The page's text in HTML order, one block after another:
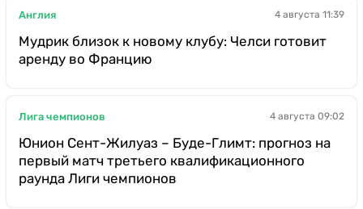
Англия 4 августа 11:39
Мудрик близок к новому клубу: Челси готовит
аренду во Францию
Лига чемпионов 4 августа 09:02
Юнион Сент-Жилуаз – Буде-Глимт: прогноз на
первый матч третьего квалификационного
раунда Лиги чемпионов